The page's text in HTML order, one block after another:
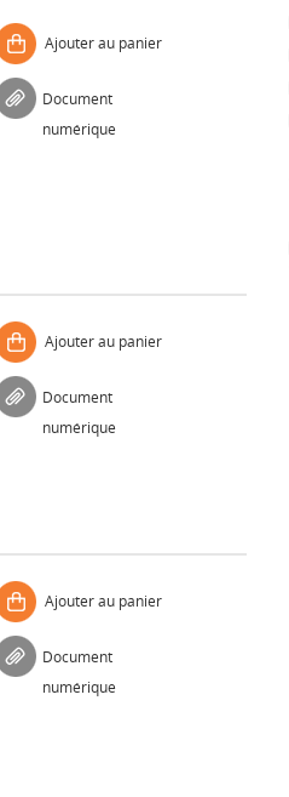
Ajouter au panier
Document
numérique
Ajouter au panier
Document
numérique
Ajouter au panier
Document
numérique